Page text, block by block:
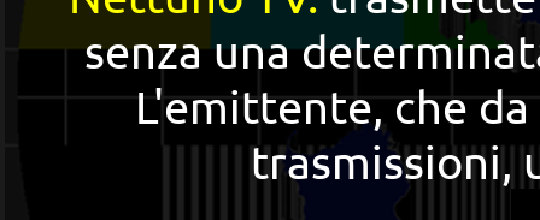
senza una
L'emittente, che
trasmissioni,